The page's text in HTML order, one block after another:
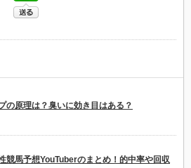
の原理は？臭いに効き目はある？
競馬予想YouTuberのまとめ！的中率や回収